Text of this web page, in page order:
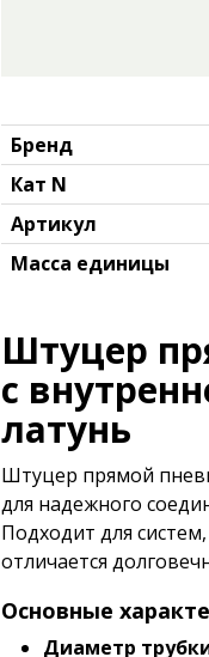
Бренд
Кат N
Артикул
Масса единицы
Штуцер
с
латунь
Штуцер прямой
для надежного
Подходит для
отличается
Основные
Диаметр